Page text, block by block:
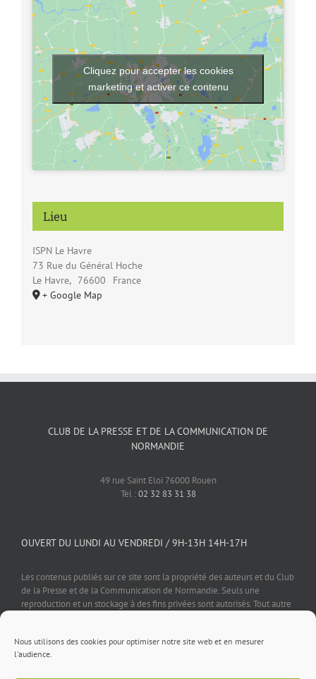
Nous utilisons des cookies pour optimiser notre site web et en mesurer
l'audience.
Lieu
ISPN Le Havre
73 Rue du Général Hoche
Le Havre, 76600
France
+ Google Map
Cliquez pour accepter les cookies
marketing et activer ce contenu
CLUB DE LA PRESSE ET DE LA COMMUNICATION DE
NORMANDIE
49 rue Saint Eloi 76000 Rouen
Tel :02 32 83 31 38
OUVERT DU LUNDI AU VENDREDI / 9H-13H 14H-17H
Les contenus publiés sur ce site sont la propriété des auteurs et du Club
de la Presse et de la Communication de Normandie. Seuls une
reproduction et un stockage à des fins privées sont autorisés. Tout autre